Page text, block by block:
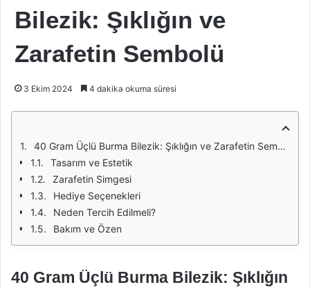
Bilezik: Şıklığın ve
Zarafetin Sembolü
3 Ekim 2024 4 dakika okuma süresi
40 Gram Üçlü Burma Bilezik: Şıklığın ve Zarafetin Sembolü
Tasarım ve Estetik
Zarafetin Simgesi
Hediye Seçenekleri
Neden Tercih Edilmeli?
Bakım ve Özen
40 Gram Üçlü Burma Bilezik: Şıklığın